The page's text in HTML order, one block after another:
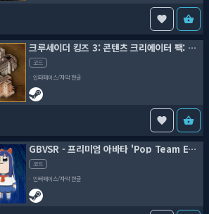
크루세이더 킹즈 3: 콘텐츠 크리에이터 팩: 중세 기념물
코드
인터페이스/자막 한글
GBVSR - 프리미엄 아바타 'Pop Team Epic' 세트
코드
인터페이스/자막 한글